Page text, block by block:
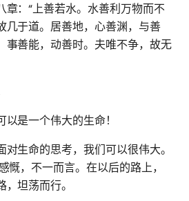
章：“上善若水。水善利万物而不
几于道。居善地，心善渊，与善
事善能，动善时。夫唯不争，故无
是一个伟大的生命！
生命的思考，我们可以很伟大。
慨，不一而言。在以后的路上，
坦荡而行。